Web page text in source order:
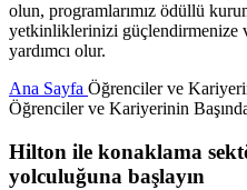
olun, programlarımız ödüllü
yetkinliklerinizi güçlendirmenize
yardımcı olur.
Ana Sayfa Öğrenciler ve
Öğrenciler ve Kariyerinin
Hilton ile konaklama
yolculuğuna başlayın